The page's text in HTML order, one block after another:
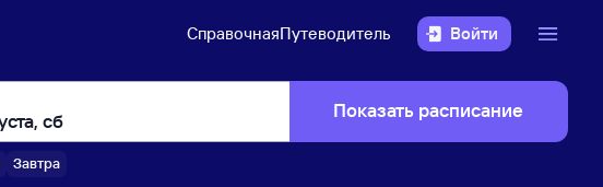
СправочнаяПутеводитель Войти
Завтра
Показать расписание